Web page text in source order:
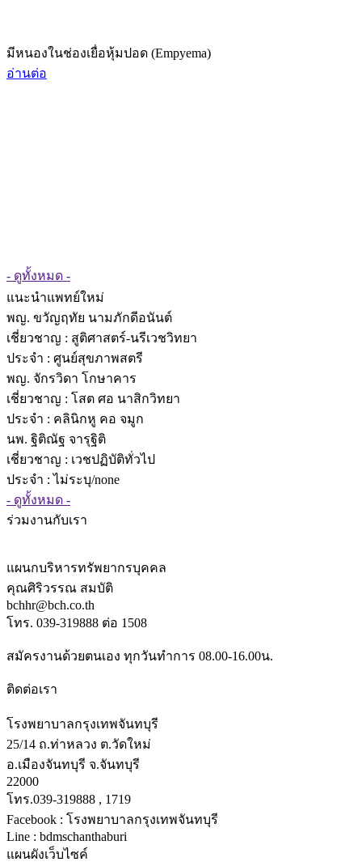
มีหนองในช่องเยื่อหุ้มปอด (Empyema)
อ่านต่อ
- ดูทั้งหมด -
แนะนำแพทย์ใหม่
พญ. ขวัญฤทัย นามภักดีอนันต์
เชี่ยวชาญ : สูติศาสตร์-นรีเวชวิทยา
ประจำ : ศูนย์สุขภาพสตรี
พญ. จักรวิดา โกษาคาร
เชี่ยวชาญ : โสต ศอ นาสิกวิทยา
ประจำ : คลินิกหู คอ จมูก
นพ. ฐิติณัฐ จารุฐิติ
เชี่ยวชาญ : เวชปฏิบัติทั่วไป
ประจำ : ไม่ระบุ/none
- ดูทั้งหมด -
ร่วมงานกับเรา
แผนกบริหารทรัพยากรบุคคล
คุณศิริวรรณ สมบัติ
bchhr@bch.co.th
โทร. 039-319888 ต่อ 1508
สมัครงานด้วยตนเอง ทุกวันทำการ 08.00-16.00น.
ติดต่อเรา
โรงพยาบาลกรุงเทพจันทบุรี
25/14 ถ.ท่าหลวง ต.วัดใหม่
อ.เมืองจันทบุรี จ.จันทบุรี
22000
โทร.039-319888 , 1719
Facebook : โรงพยาบาลกรุงเทพจันทบุรี
Line : bdmschanthaburi
แผนผังเว็บไซค์